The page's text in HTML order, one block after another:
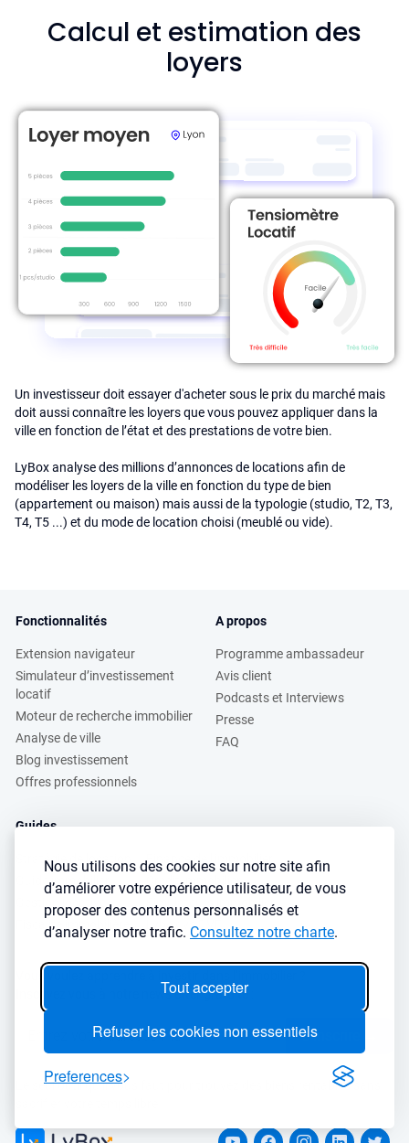
Nous utilisons des cookies sur notre site afin
d’améliorer votre expérience utilisateur, de vous
proposer des contenus personnalisés et
d’analyser notre trafic. Consultez notre charte.
Tout accepter
Refuser les cookies non essentiels
Preferences
Calcul et estimation des
loyers
Un investisseur doit essayer d'acheter sous le prix du marché mais
doit aussi connaître les loyers que vous pouvez appliquer dans la
ville en fonction de l’état et des prestations de votre bien.
LyBox analyse des millions d’annonces de locations afin de
modéliser les loyers de la ville en fonction du type de bien
(appartement ou maison) mais aussi de la typologie (studio, T2, T3,
T4, T5 ...) et du mode de location choisi (meublé ou vide).
Fonctionnalités
Extension navigateur
Simulateur d’investissement
locatif
Moteur de recherche immobilier
Analyse de ville
Blog investissement
Offres professionnels
A propos
Programme ambassadeur
Avis client
Podcasts et Interviews
Presse
FAQ
Guides
Stratégie de location
Guide immobilier
Fiscalité immobilière
Finance de l'immobilier
Crédit immobilier
Simulateurs immobilier
Lybox vs DVF
Inscrivez vous à notre newsletter gratuite :
S'inscrire
Le seul outil qu’il vous faut pour trouvez des biens rentables sans